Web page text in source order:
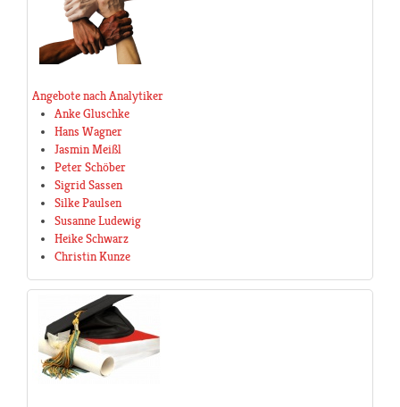
Angebote nach Analytiker
Anke Gluschke
Hans Wagner
Jasmin Meißl
Peter Schöber
Sigrid Sassen
Silke Paulsen
Susanne Ludewig
Heike Schwarz
Christin Kunze